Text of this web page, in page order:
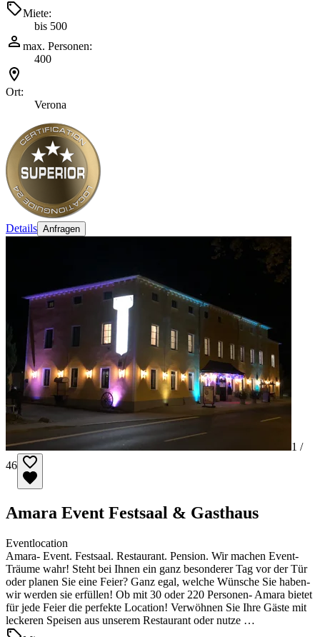
Miete:
bis 500
max. Personen:
400
Ort:
Verona
Details Anfragen
1 /
46
Amara Event Festsaal & Gasthaus
Eventlocation
Amara- Event. Festsaal. Restaurant. Pension. Wir machen Event-
Träume wahr! Steht bei Ihnen ein ganz besonderer Tag vor der Tür
oder planen Sie eine Feier? Ganz egal, welche Wünsche Sie haben-
wir werden sie erfüllen! Ob mit 30 oder 220 Personen- Amara bietet
für jede Feier die perfekte Location! Verwöhnen Sie Ihre Gäste mit
leckeren Speisen aus unserem Restaurant oder nutze …